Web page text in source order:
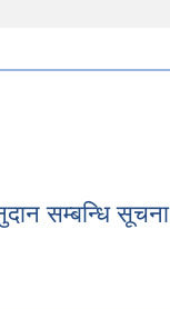
सम्बन्धि सूचना